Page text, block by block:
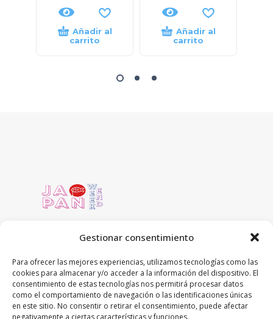
Gestionar consentimiento
Para ofrecer las mejores experiencias, utilizamos tecnologías como las
cookies para almacenar y/o acceder a la información del dispositivo. El
consentimiento de estas tecnologías nos permitirá procesar datos
como el comportamiento de navegación o las identificaciones únicas
en este sitio. No consentir o retirar el consentimiento, puede afectar
negativamente a ciertas características y funciones.
Añadir al
carrito
Añadir al
carrito
C/ Concejo de Ustarroz 5 local
31016 Pamplona, Navarra
948-59-13-19